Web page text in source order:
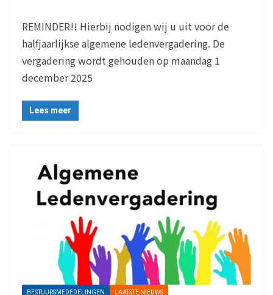
REMINDER!! Hierbij nodigen wij u uit voor de
halfjaarlijkse algemene ledenvergadering. De
vergadering wordt gehouden op maandag 1
december 2025
Lees meer
BESTUURSMEDEDELINGEN LAATSTE NIEUWS